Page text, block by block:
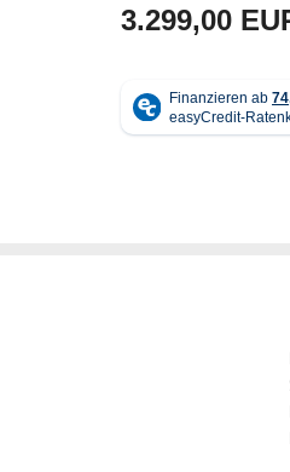
3.299,00